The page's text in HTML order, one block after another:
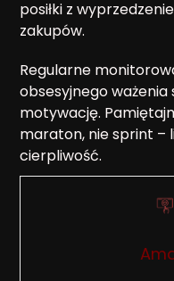
posiłki z
zakupów.
Regularne
obsesyjnego
motywację.
maraton, nie sprint –
cierpliwość.